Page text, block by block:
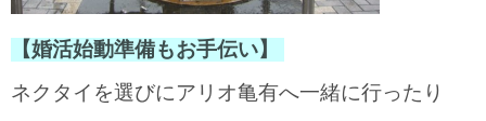
【婚活始動準備もお手伝い】
ネクタイを選びにアリオ亀有へ一緒に行ったり